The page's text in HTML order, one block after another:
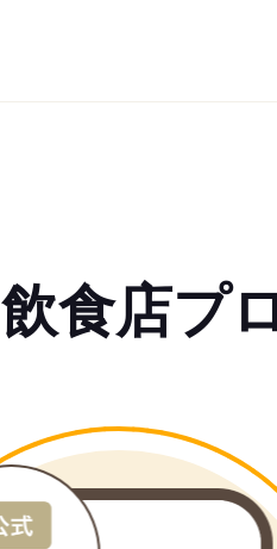
飲食店プ